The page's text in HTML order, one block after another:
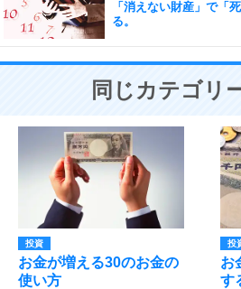
「消えない財産」で「
る。
同じカテゴリ
投資
お金が増える30のお金の
使い方
投
お
す